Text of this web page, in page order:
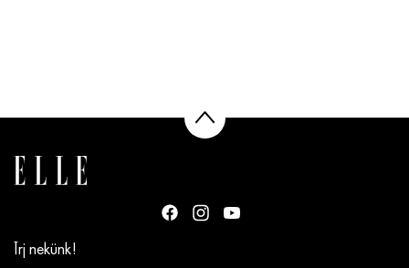
Írj nekünk!